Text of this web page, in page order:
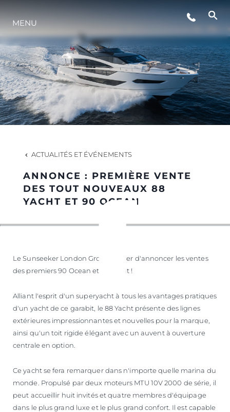
STYLE DE VIE
L'INNOVATION
LA SOCIÉTÉ
NOTRE ÉQUIPE
NOTRE HÉRITAGE
ESTIMEZ VOTRE BATEAU
MENU
ACTUALITÉS ET ÉVÉNEMENTS
ANNONCE : PREMIÈRE VENTE
DES TOUT NOUVEAUX 88
YACHT ET 90 OCEAN
Le Sunseeker London Group est fier d'annoncer les ventes
des premiers 90 Ocean et 88 Yacht !
Alliant l'esprit d'un superyacht à tous les avantages pratiques
d'un yacht de ce garabit, le 88 Yacht présente des lignes
extérieures impressionnantes et nouvelles pour la marque,
ainsi qu'un toit rigide élégant avec un auvent à ouverture
centrale en option.
Ce yacht se fera remarquer dans n'importe quelle marina du
monde. Propulsé par deux moteurs MTU 10V 2000 de série, il
peut accueillir huit invités et quatre membres d'équipage
dans le plus grand luxe et le plus grand confort. Il est capable